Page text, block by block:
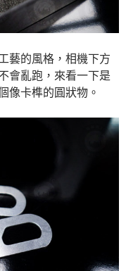
藝的風格，相機下方
會亂跑，來看一下是
像卡榫的圓狀物。